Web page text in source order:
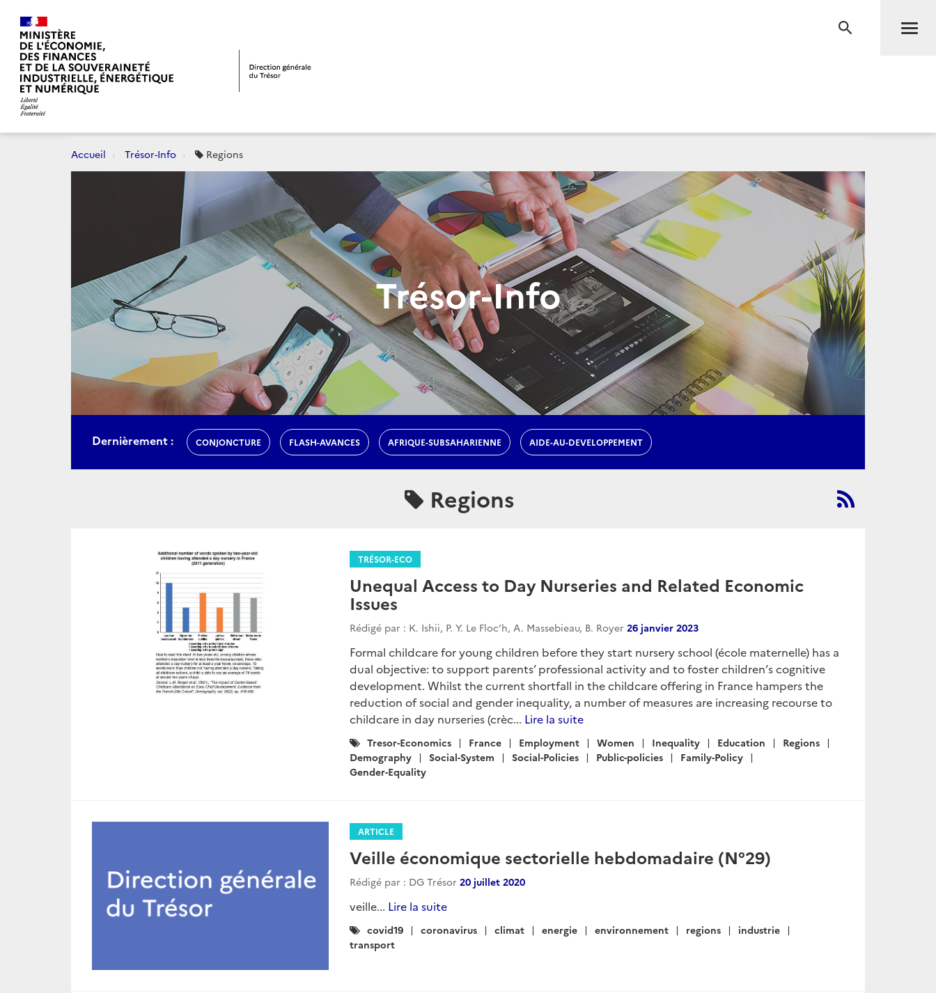
RECHERCHE
Accueil Trésor-Info Regions
Trésor-Info
Dernièrement : CONJONCTURE FLASH-AVANCES AFRIQUE-SUBSAHARIENNE AIDE-AU-DEVELOPPEMENT
Regions
TRÉSOR-ECO
Unequal Access to Day Nurseries and Related Economic
Issues
Rédigé par : K. Ishii, P. Y. Le Floc’h, A. Massebieau, B. Royer 26 janvier 2023
Formal childcare for young children before they start nursery school (école maternelle) has a
dual objective: to support parents’ professional activity and to foster children’s cognitive
development. Whilst the current shortfall in the childcare offering in France hampers the
reduction of social and gender inequality, a number of measures are increasing recourse to
childcare in day nurseries (crèc... Lire la suite
Catégories
:
Tresor-Economics France Employment Women Inequality Education
Regions
Demography
Social-System Social-Policies Public-policies
Family-Policy
Gender-Equality
ARTICLE
Veille économique sectorielle hebdomadaire (N°29)
Rédigé par : DG Trésor 20 juillet 2020
veille... Lire la suite
Catégories
:
covid19 coronavirus climat energie environnement regions
industrie
transport